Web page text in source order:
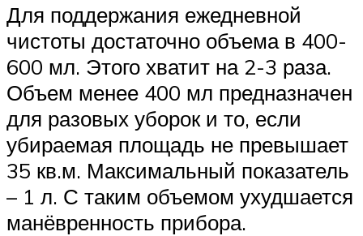
Для поддержания ежедневной
чистоты достаточно объема в 400-
600 мл. Этого хватит на 2-3 раза.
Объем менее 400 мл предназначен
для разовых уборок и то, если
убираемая площадь не превышает
35 кв.м. Максимальный показатель
– 1 л. С таким объемом ухудшается
манёвренность прибора.